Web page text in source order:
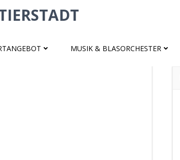
MUSIK & BLASORCHESTER